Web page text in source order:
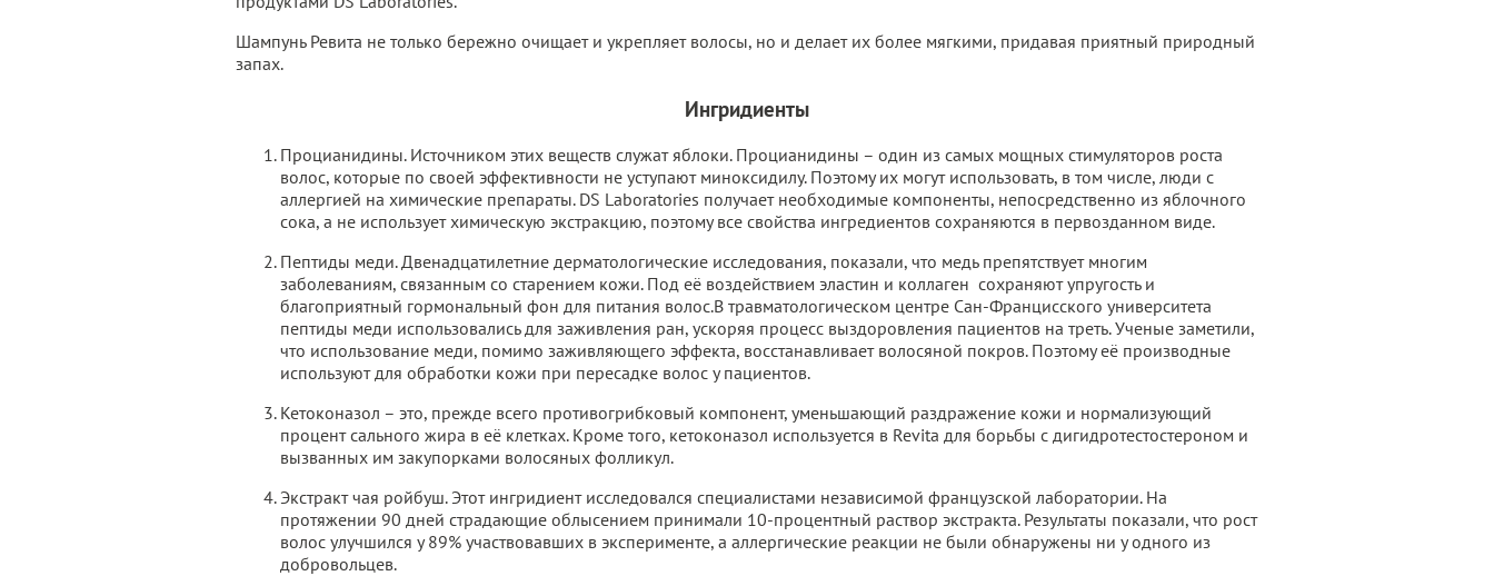
Шампунь Ревита не только бережно очищает и укрепляет волосы, но и делает их более мягкими, придавая приятный природный
запах.
Ингридиенты
Процианидины. Источником этих веществ служат яблоки. Процианидины – один из самых мощных стимуляторов роста
волос, которые по своей эффективности не уступают миноксидилу. Поэтому их могут использовать, в том числе, люди с
аллергией на химические препараты. DS Laboratories получает необходимые компоненты, непосредственно из яблочного
сока, а не использует химическую экстракцию, поэтому все свойства ингредиентов сохраняются в первозданном виде.
Пептиды меди. Двенадцатилетние дерматологические исследования, показали, что медь препятствует многим
заболеваниям, связанным со старением кожи. Под её воздействием эластин и коллаген сохраняют упругость и
благоприятный гормональный фон для питания волос.В травматологическом центре Сан-Францисского университета
пептиды меди использовались для заживления ран, ускоряя процесс выздоровления пациентов на треть. Ученые заметили,
что использование меди, помимо заживляющего эффекта, восстанавливает волосяной покров. Поэтому её производные
используют для обработки кожи при пересадке волос у пациентов.
Кетоконазол – это, прежде всего противогрибковый компонент, уменьшающий раздражение кожи и нормализующий
процент сального жира в её клетках. Кроме того, кетоконазол используется в Revita для борьбы с дигидротестостероном и
вызванных им закупорками волосяных фолликул.
Экстракт чая ройбуш. Этот ингридиент исследовался специалистами независимой французской лаборатории. На
протяжении 90 дней страдающие облысением принимали 10-процентный раствор экстракта. Результаты показали, что рост
волос улучшился у 89% участвовавших в эксперименте, а аллергические реакции не были обнаружены ни у одного из
добровольцев.